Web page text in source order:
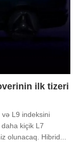
ilk tizeri
L9 indeksini
kiçik L7
olunacaq. Hibrid...